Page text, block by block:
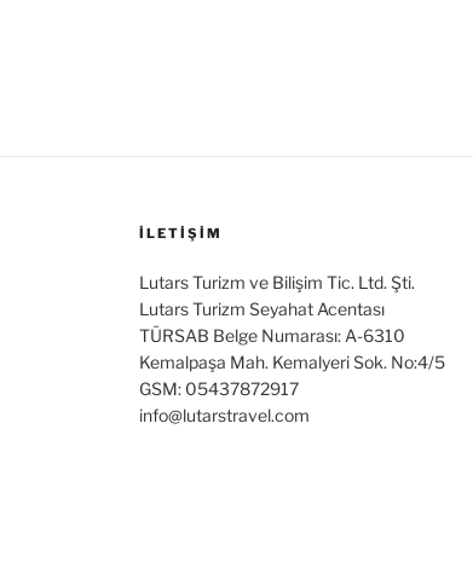
İLETİŞİM
Lutars Turizm ve Bilişim Tic. Ltd. Şti.
Lutars Turizm Seyahat Acentası
TÜRSAB Belge Numarası: A-6310
Kemalpaşa Mah. Kemalyeri Sok. No:4/5
GSM: 05437872917
info@lutarstravel.com